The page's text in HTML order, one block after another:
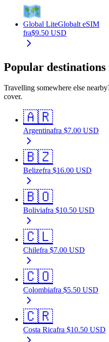
Global LiteGlobalt eSIM
fra$9.50 USD
Popular
Travelling somewhere else
cover.
🇦🇷
Argentinafra $7.00 USD
🇧🇿
Belizefra $16.00 USD
🇧🇴
Boliviafra $10.50 USD
🇨🇱
Chilefra $7.00 USD
🇨🇴
Colombiafra $5.50 USD
🇨🇷
Costa Ricafra $10.50 USD